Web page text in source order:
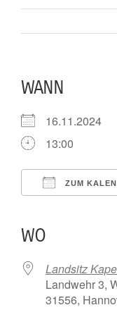
WANN
16.11.2024
13:00
ZUM
WO
Landsitz
Landwehr 3,
31556,